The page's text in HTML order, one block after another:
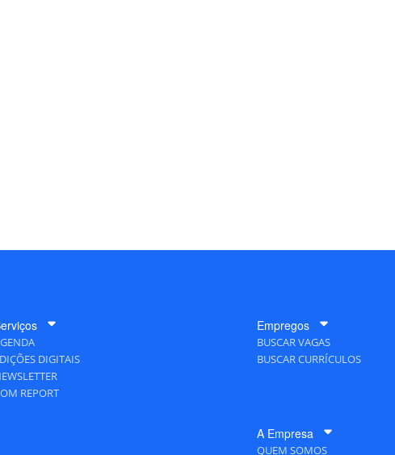
DIGITAIS
REPORT
Empregos
BUSCAR VAGAS
BUSCAR CURRÍCULOS
A Empresa
QUEM SOMOS